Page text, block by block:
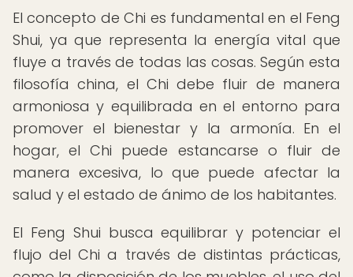
El concepto de Chi es fundamental en el Feng
Shui, ya que representa la energía vital que
fluye a través de todas las cosas. Según esta
filosofía china, el Chi debe fluir de manera
armoniosa y equilibrada en el entorno para
promover el bienestar y la armonía. En el
hogar, el Chi puede estancarse o fluir de
manera excesiva, lo que puede afectar la
salud y el estado de ánimo de los habitantes.
El Feng Shui busca equilibrar y potenciar el
flujo del Chi a través de distintas prácticas,